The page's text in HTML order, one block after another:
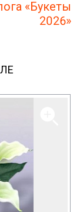
«Букеты
2026»